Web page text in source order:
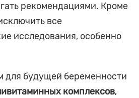
рекомендациями. Кроме
все
исследования, особенно
для будущей беременности
комплексов,